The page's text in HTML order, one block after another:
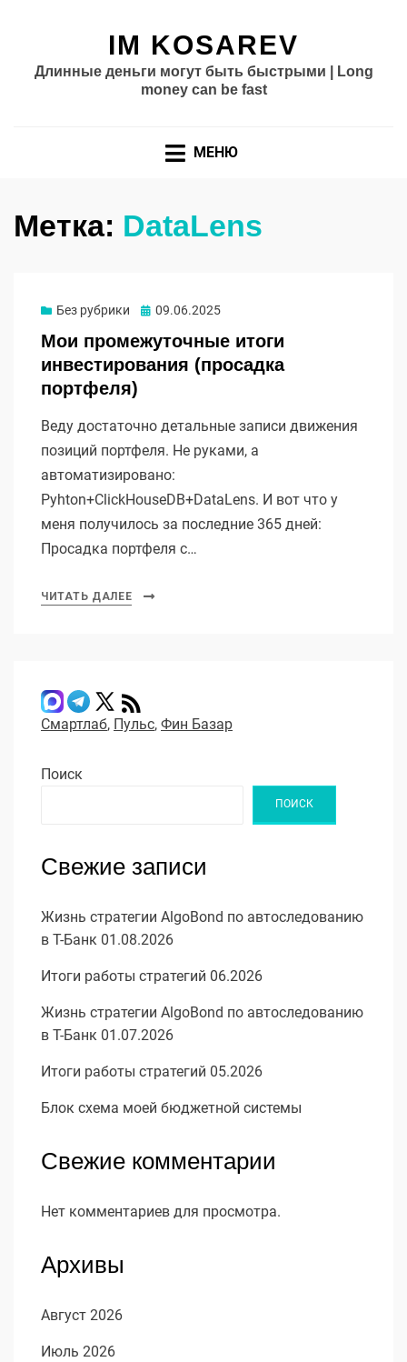
IM KOSAREV
Длинные деньги могут быть быстрыми | Long
money can be fast
МЕНЮ
Метка: DataLens
Без рубрики Опубликовано
09.06.2025
Мои промежуточные итоги
инвестирования (просадка
портфеля)
Веду достаточно детальные записи движения
позиций портфеля. Не руками, а
автоматизировано:
Pyhton+ClickHouseDB+DataLens. И вот что у
меня получилось за последние 365 дней:
Просадка портфеля с…
ЧИТАТЬ ДАЛЕЕ
Смартлаб, Пульс, Фин Базар
Поиск
ПОИСК
Свежие записи
Жизнь стратегии AlgoBond по автоследованию
в Т-Банк 01.08.2026
Итоги работы стратегий 06.2026
Жизнь стратегии AlgoBond по автоследованию
в Т-Банк 01.07.2026
Итоги работы стратегий 05.2026
Блок схема моей бюджетной системы
Свежие комментарии
Нет комментариев для просмотра.
Архивы
Август 2026
Июль 2026